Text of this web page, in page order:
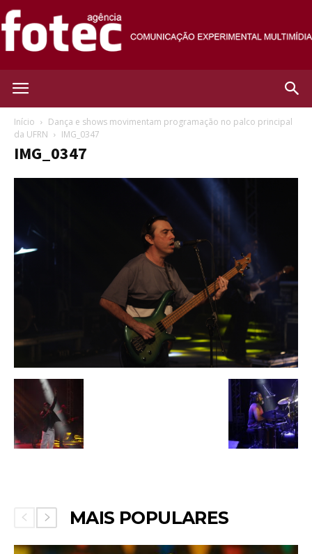
Início
Dança e shows movimentam programação no palco principal
da UFRN
IMG_0347
IMG_0347
MAIS POPULARES